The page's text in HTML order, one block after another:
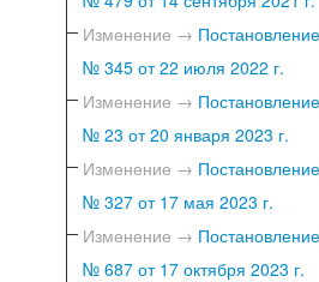
Изменение →
№ 345 от 22 июля 2022 г.
Изменение →
№ 23 от 20 января 2023 г.
Изменение →
№ 327 от 17 мая 2023 г.
Изменение →
№ 687 от 17 октября 2023 г.